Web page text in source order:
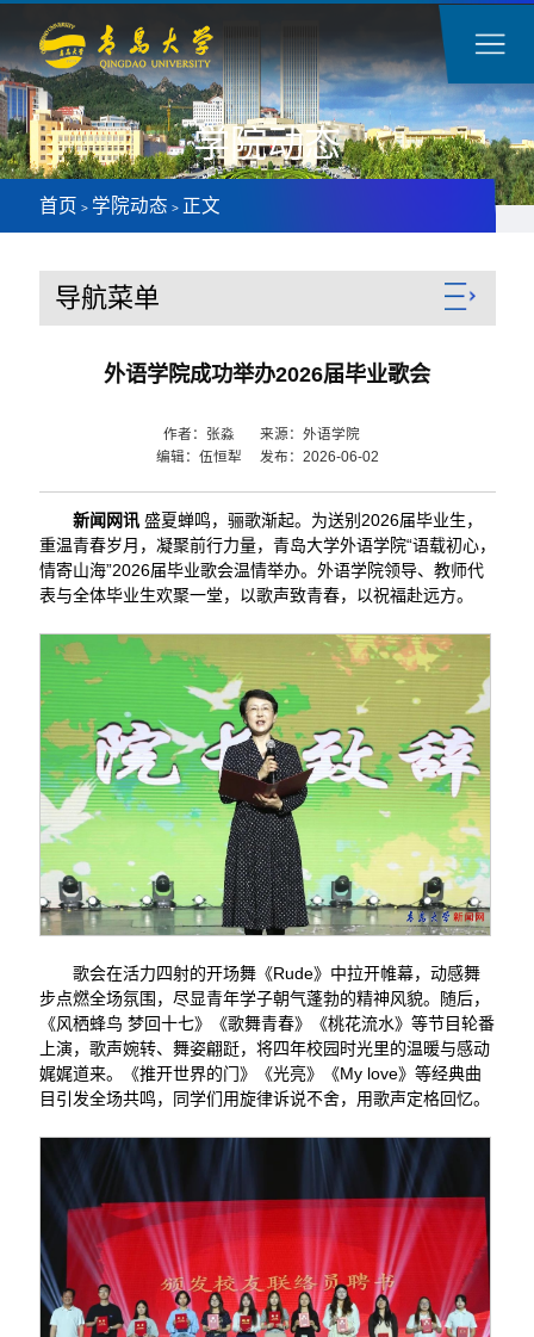
学院动态
首页 > 学院动态 > 正文
导航菜单
外语学院成功举办2026届毕业歌会
作者：张淼 来源：外语学院
编辑：伍恒犁 发布：2026-06-02
新闻网讯盛夏蝉鸣，骊歌渐起。为送别2026届毕业生，
重温青春岁月，凝聚前行力量，青岛大学外语学院“语载初心，
情寄山海”2026届毕业歌会温情举办。外语学院领导、教师代
表与全体毕业生欢聚一堂，以歌声致青春，以祝福赴远方。
歌会在活力四射的开场舞《Rude》中拉开帷幕，动感舞
步点燃全场氛围，尽显青年学子朝气蓬勃的精神风貌。随后，
《风栖蜂鸟 梦回十七》《歌舞青春》《桃花流水》等节目轮番
上演，歌声婉转、舞姿翩跹，将四年校园时光里的温暖与感动
娓娓道来。《推开世界的门》《光亮》《My love》等经典曲
目引发全场共鸣，同学们用旋律诉说不舍，用歌声定格回忆。